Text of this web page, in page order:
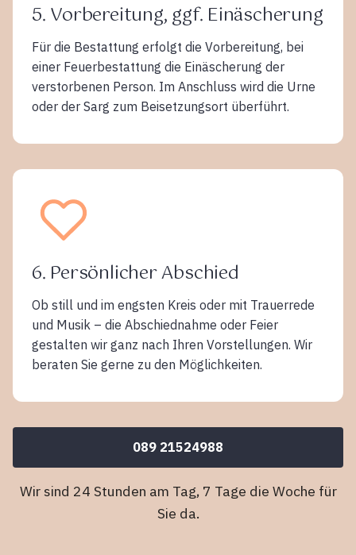
5. Vorbereitung, ggf. Einäscherung
Für die Bestattung erfolgt die Vorbereitung, bei
einer Feuerbestattung die Einäscherung der
verstorbenen Person. Im Anschluss wird die Urne
oder der Sarg zum Beisetzungsort überführt.
6. Persönlicher Abschied
Ob still und im engsten Kreis oder mit Trauerrede
und Musik – die Abschiednahme oder Feier
gestalten wir ganz nach Ihren Vorstellungen. Wir
beraten Sie gerne zu den Möglichkeiten.
089 21524988
Wir sind 24 Stunden am Tag, 7 Tage die Woche für
Sie da.